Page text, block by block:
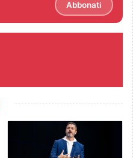
Abbonati